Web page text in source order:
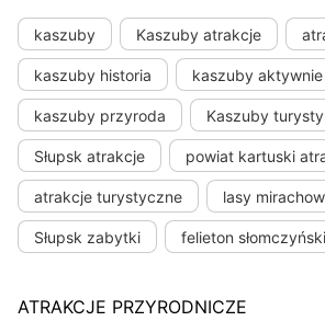
kaszuby Kaszuby atrakcje
kaszuby historia kaszuby aktywnie
kaszuby przyroda Kaszuby
Słupsk atrakcje powiat kartuski
atrakcje turystyczne lasy
Słupsk zabytki felieton słomczyński
ATRAKCJE PRZYRODNICZE